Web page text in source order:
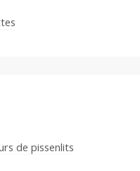
de pissenlits